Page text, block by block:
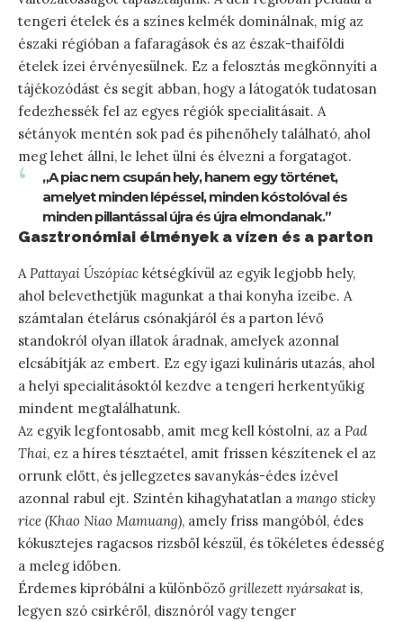
tengeri ételek és a színes kelmék dominálnak, míg az
északi régióban a fafaragások és az észak-thaiföldi
ételek ízei érvényesülnek. Ez a felosztás megkönnyíti a
tájékozódást és segít abban, hogy a látogatók tudatosan
fedezhessék fel az egyes régiók specialitásait. A
sétányok mentén sok pad és pihenőhely található, ahol
meg lehet állni, le lehet ülni és élvezni a forgatagot.
„A piac nem csupán hely, hanem egy történet,
amelyet minden lépéssel, minden kóstolóval és
minden pillantással újra és újra elmondanak.”
Gasztronómiai élmények a vízen és a parton
APattayai Úszópiac kétségkívül az egyik legjobb hely,
ahol belevethetjük magunkat a thai konyha ízeibe. A
számtalan ételárus csónakjáról és a parton lévő
standokról olyan illatok áradnak, amelyek azonnal
elcsábítják az embert. Ez egy igazi kulináris utazás, ahol
a helyi specialitásoktól kezdve a tengeri herkentyűkig
mindent megtalálhatunk.
Az egyik legfontosabb, amit meg kell kóstolni, az a Pad
Thai, ez a híres tésztaétel, amit frissen készítenek el az
orrunk előtt, és jellegzetes savanykás-édes ízével
azonnal rabul ejt. Szintén kihagyhatatlan a mango sticky
rice (Khao Niao Mamuang), amely friss mangóból, édes
kókusztejes ragacsos rizsből készül, és tökéletes édesség
a meleg időben.
Érdemes kipróbálni a különböző grillezett nyársakatis,
legyen szó csirkéről, disznóról vagy tenger